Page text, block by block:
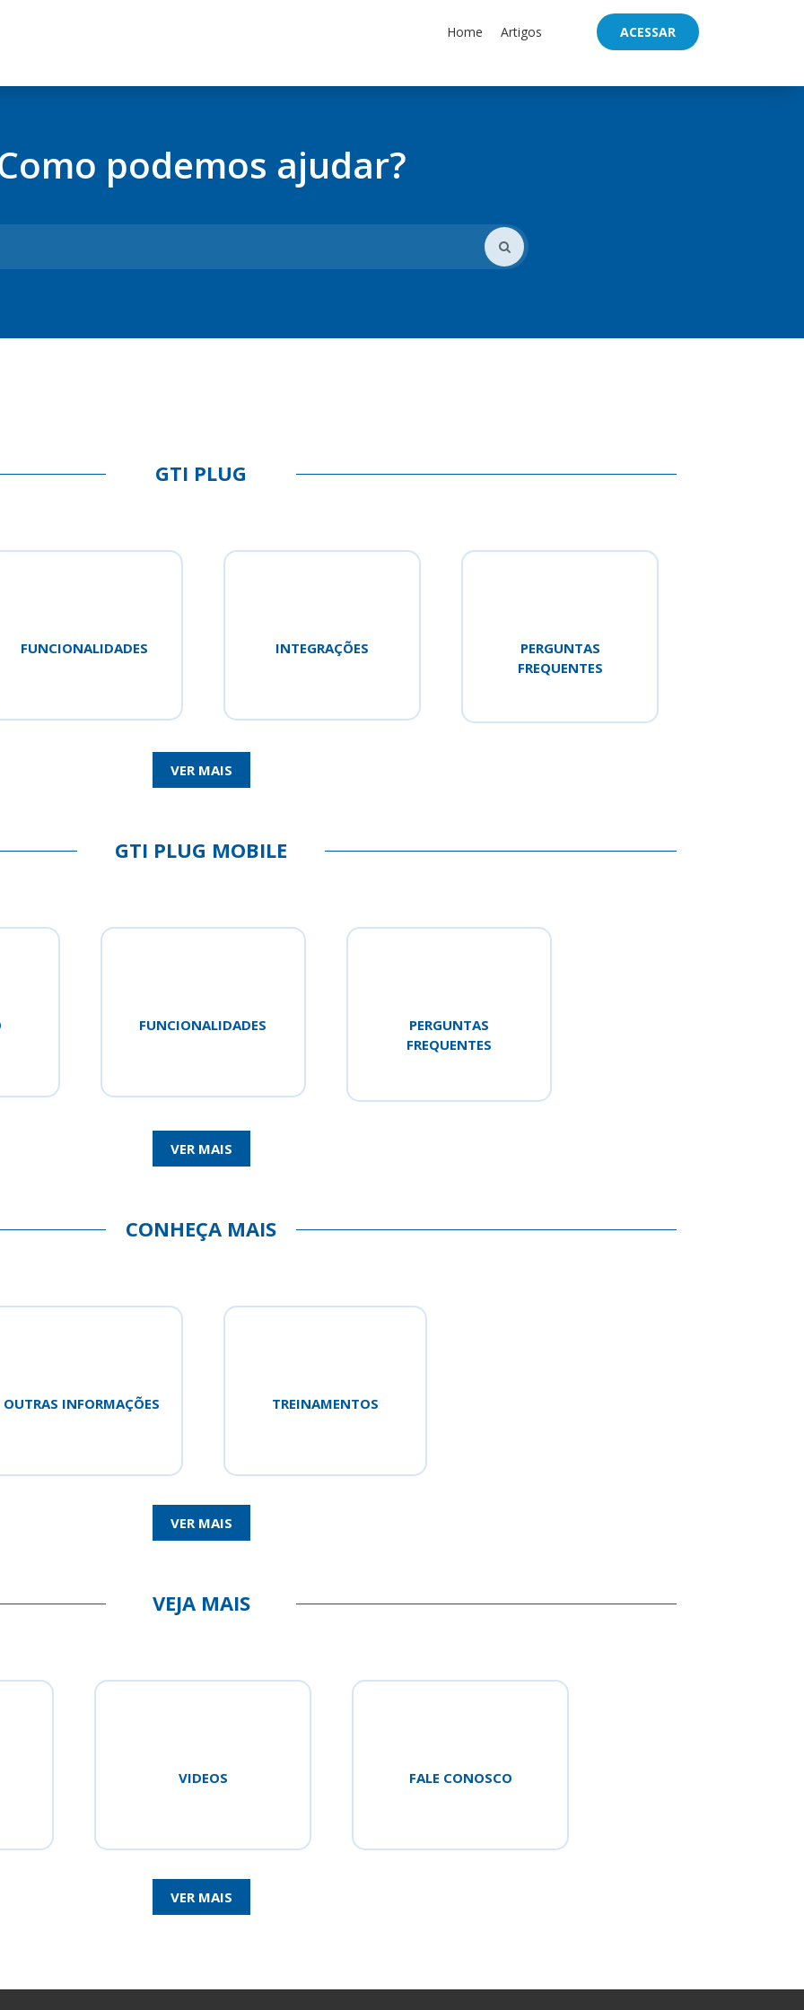
Home Artigos ACESSAR
podemos ajudar?
GTI PLUG
FUNCIONALIDADES INTEGRAÇÕES
PERGUNTAS
FREQUENTES
VER MAIS
GTI PLUG MOBILE
FUNCIONALIDADES
PERGUNTAS
FREQUENTES
VER MAIS
CONHEÇA MAIS
OUTRAS INFORMAÇÕES TREINAMENTOS
VER MAIS
VEJA MAIS
VIDEOS FALE CONOSCO
VER MAIS